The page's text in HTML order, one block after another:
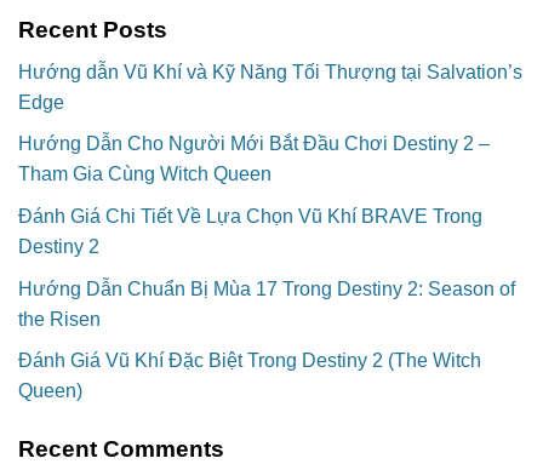
Recent Posts
Hướng dẫn Vũ Khí và Kỹ Năng Tối Thượng tại Salvation’s
Edge
Hướng Dẫn Cho Người Mới Bắt Đầu Chơi Destiny 2 –
Tham Gia Cùng Witch Queen
Đánh Giá Chi Tiết Về Lựa Chọn Vũ Khí BRAVE Trong
Destiny 2
Hướng Dẫn Chuẩn Bị Mùa 17 Trong Destiny 2: Season of
the Risen
Đánh Giá Vũ Khí Đặc Biệt Trong Destiny 2 (The Witch
Queen)
Recent Comments